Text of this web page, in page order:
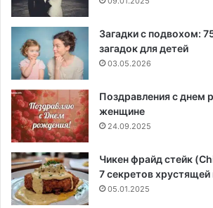
Загадки с подвохом:
загадок для детей
03.05.2026
Поздравления с днем
женщине
24.09.2025
Чикен фрайд стейк
7 секретов хрустящей
05.01.2025